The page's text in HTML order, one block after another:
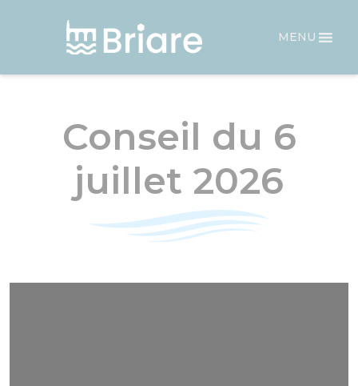
MENU
Conseil du 6
juillet 2026